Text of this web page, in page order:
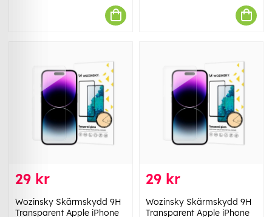
29 kr
Wozinsky Skärmskydd 9H
Transparent Apple iPhone
29 kr
Wozinsky Skärmskydd 9H
Transparent Apple iPhone